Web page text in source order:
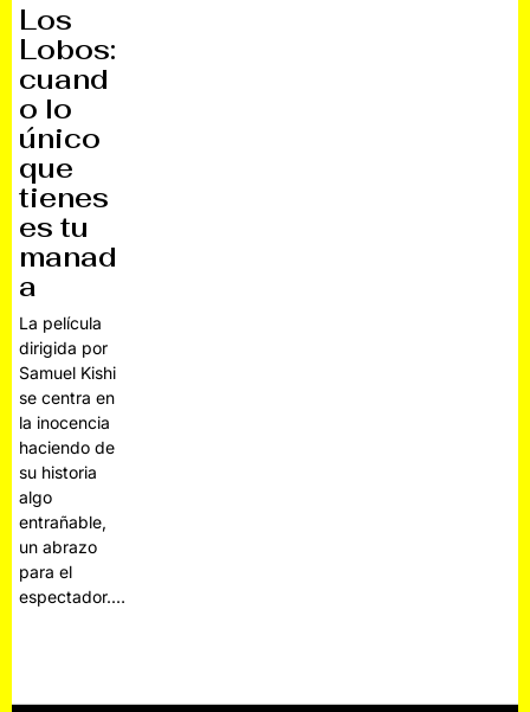
Los
Lobos:
cuand
o lo
único
que
tienes
es tu
manad
a
La película
dirigida por
Samuel Kishi
se centra en
la inocencia
haciendo de
su historia
algo
entrañable,
un abrazo
para el
espectador.…